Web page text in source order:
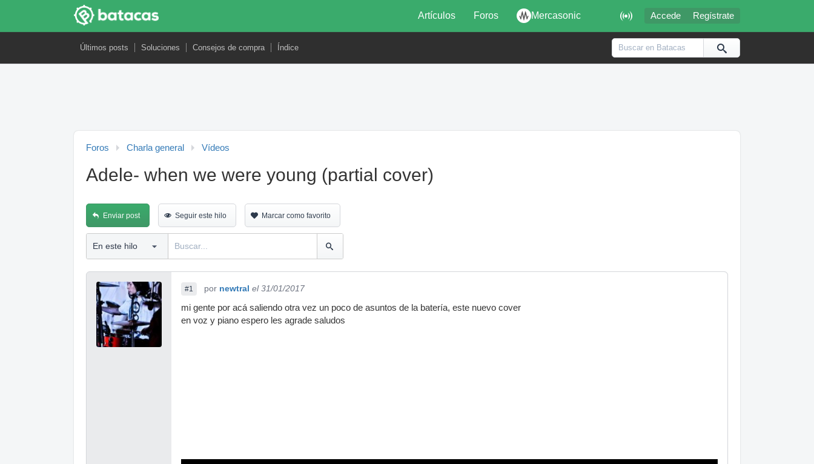
 Accede Regístrate
Artículos Foros Mercasonic
Últimos posts Soluciones Consejos de compra Índice
Foros Charla general Vídeos
Adele- when we were young (partial cover)
Enviar post Seguir este hilo Marcar como favorito
#1 por newtral el 31/01/2017
mi gente por acá saliendo otra vez un poco de asuntos de la batería, este nuevo cover
en voz y piano espero les agrade saludos